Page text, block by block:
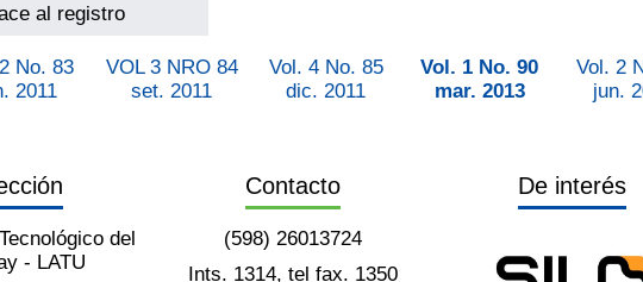
al registro
No. 83
2011
VOL 3 NRO 84
set. 2011
Vol. 4 No. 85
dic. 2011
Vol. 1 No. 90
mar. 2013
Vol. 2
jun.
del
- LATU
Contacto
(598) 26013724
Ints. 1314, tel fax. 1350
De interés